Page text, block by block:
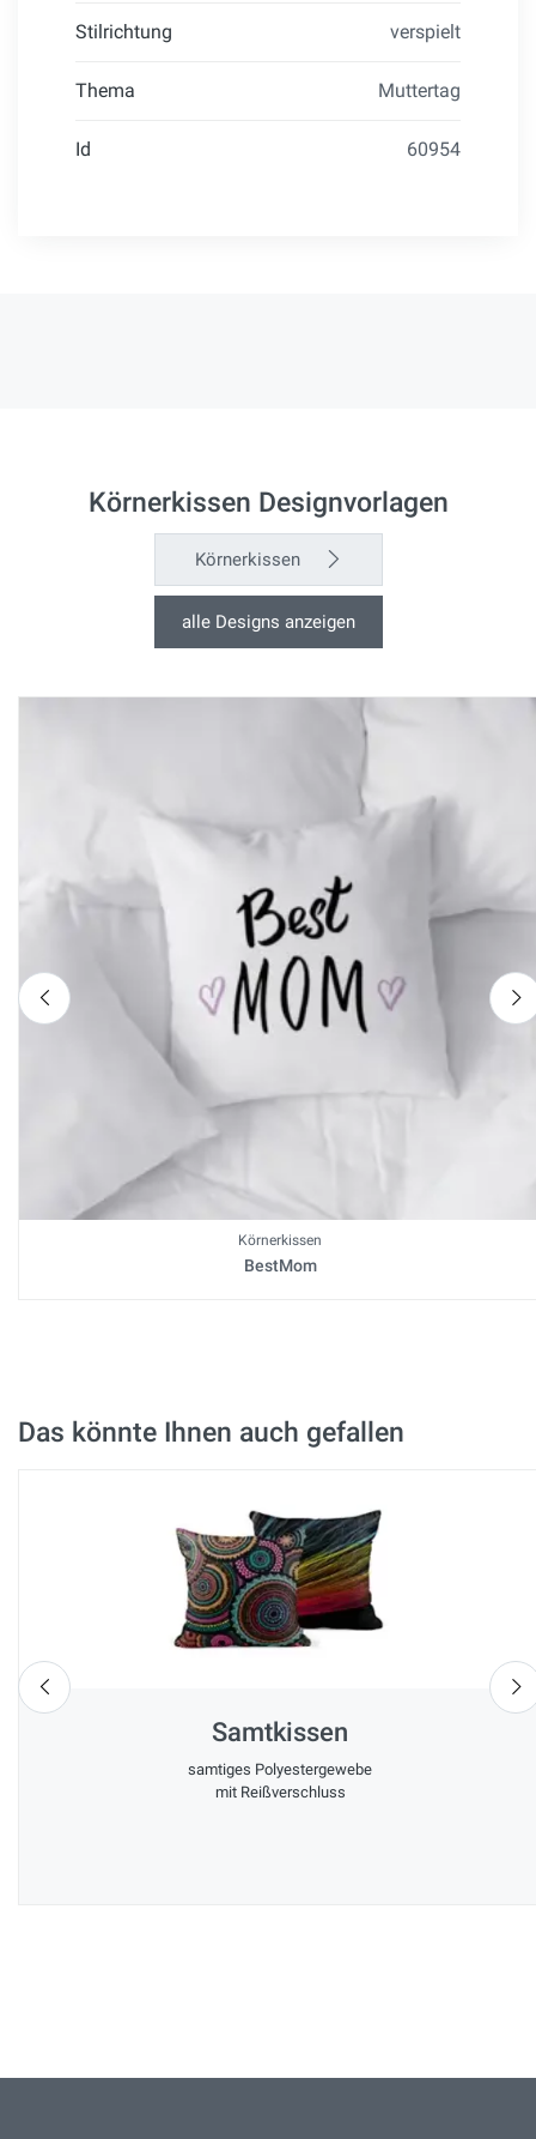
Stilrichtung verspielt
Thema Muttertag
Id 60954
Körnerkissen Designvorlagen
Körnerkissen
alle Designs anzeigen
nach links
Körnerkissen
BestMom
Das könnte Ihnen auch gefallen
nach links
Samtkissen
samtiges Polyestergewebe
mit Reißverschluss